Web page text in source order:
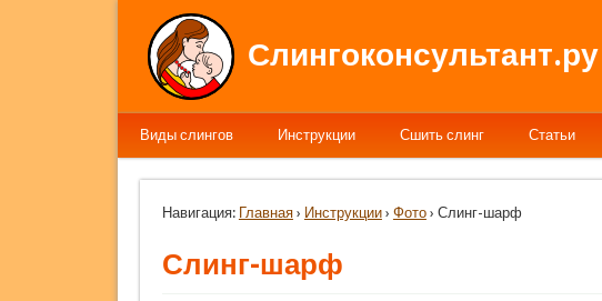
Слингоконсультант.ру
Виды слингов Инструкции Сшить слинг Статьи
Навигация: Главная› Инструкции› Фото› Слинг-шарф
Слинг-шарф